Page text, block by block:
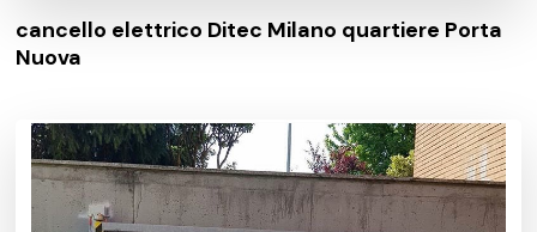
cancello elettrico Ditec Milano quartiere Porta
Nuova